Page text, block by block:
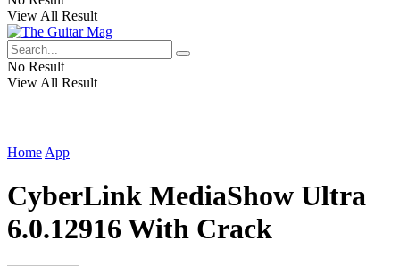
View All Result
No Result
View All Result
Home App
CyberLink MediaShow Ultra
6.0.12916 With Crack